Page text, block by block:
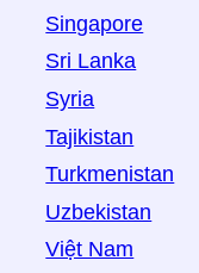
Singapore
Sri Lanka
Syria
Tajikistan
Turkmenistan
Uzbekistan
Việt Nam